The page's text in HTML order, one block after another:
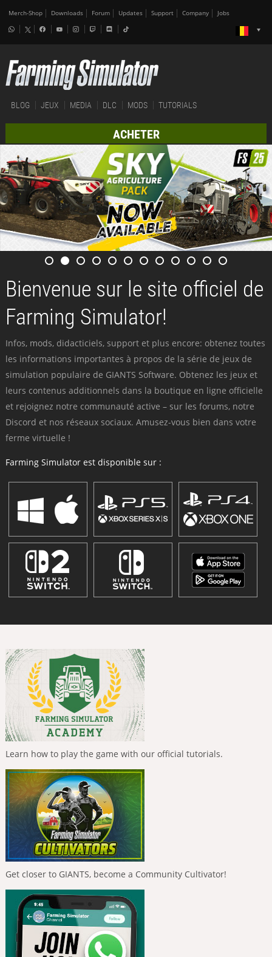
Merch-Shop Downloads Forum Updates Support Company Jobs
BLOG JEUX MEDIA DLC MODS TUTORIALS
ACHETER
Bienvenue sur le site officiel de
Farming Simulator!
Infos, mods, didacticiels, support et plus encore: obtenez toutes
les informations importantes à propos de la série de jeux de
simulation populaire de GIANTS Software. Obtenez les jeux et
leurs contenus additionnels dans la boutique en ligne officielle
et rejoignez notre communauté active – sur les forums, notre
Discord et nos réseaux sociaux. Amusez-vous bien dans votre
ferme virtuelle !
Farming Simulator est disponible sur :
Learn how to play the game with our official tutorials.
Get closer to GIANTS, become a Community Cultivator!